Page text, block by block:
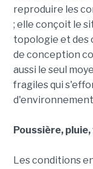
reproduire les
; elle conçoit le
topologie et des
de conception
aussi le seul
fragiles qui
Poussière,
Les conditions